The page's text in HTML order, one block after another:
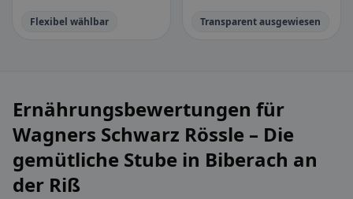
Flexibel wählbar Transparent ausgewiesen
Ernährungsbewertungen für
Wagners Schwarz Rössle – Die
gemütliche Stube in Biberach an
der Riß